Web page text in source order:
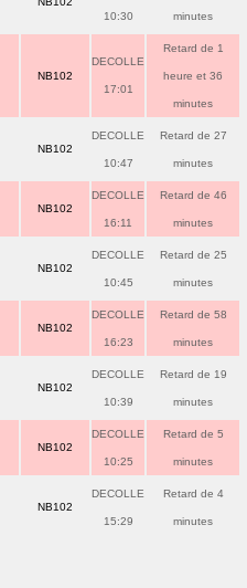
10:30 minutes
NB102
DECOLLE
17:01
Retard de 1
heure et 36
minutes
NB102
DECOLLE
10:47
Retard de 27
minutes
NB102
DECOLLE
16:11
Retard de 46
minutes
NB102
DECOLLE
10:45
Retard de 25
minutes
NB102
DECOLLE
16:23
Retard de 58
minutes
NB102
DECOLLE
10:39
Retard de 19
minutes
NB102
DECOLLE
10:25
Retard de 5
minutes
NB102
DECOLLE
15:29
Retard de 4
minutes